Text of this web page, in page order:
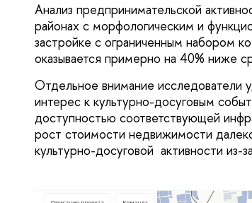
Анализ предпринимательской
районах с морфологическим и
застройке с ограниченным набором
оказывается примерно на 40% ниже
Отдельное внимание исследователи
интерес к культурно-досуговым
доступностью соответствующей
рост стоимости недвижимости
культурно-досуговой активности